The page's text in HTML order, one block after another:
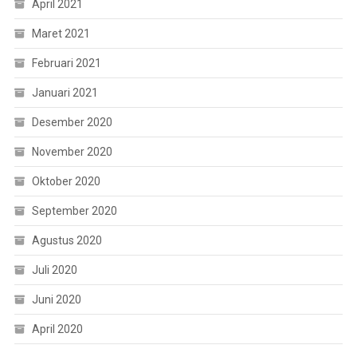
April 2021
Maret 2021
Februari 2021
Januari 2021
Desember 2020
November 2020
Oktober 2020
September 2020
Agustus 2020
Juli 2020
Juni 2020
April 2020